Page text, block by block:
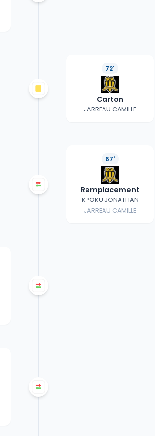
72'
Carton
JARREAU CAMILLE
67'
Remplacement
KPOKU JONATHAN
JARREAU CAMILLE